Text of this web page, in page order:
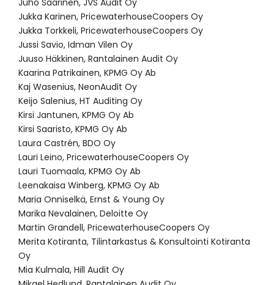
Jukka Karinen, PricewaterhouseCoopers Oy
Jukka Torkkeli, PricewaterhouseCoopers Oy
Jussi Savio, Idman Vilen Oy
Juuso Häkkinen, Rantalainen Audit Oy
Kaarina Patrikainen, KPMG Oy Ab
Kaj Wasenius, NeonAudit Oy
Keijo Salenius, HT Auditing Oy
Kirsi Jantunen, KPMG Oy Ab
Kirsi Saaristo, KPMG Oy Ab
Laura Castrén, BDO Oy
Lauri Leino, PricewaterhouseCoopers Oy
Lauri Tuomaala, KPMG Oy Ab
Leenakaisa Winberg, KPMG Oy Ab
Maria Onniselkä, Ernst & Young Oy
Marika Nevalainen, Deloitte Oy
Martin Grandell, PricewaterhouseCoopers Oy
Merita Kotiranta, Tilintarkastus & Konsultointi Kotiranta
Oy
Mia Kulmala, Hill Audit Oy